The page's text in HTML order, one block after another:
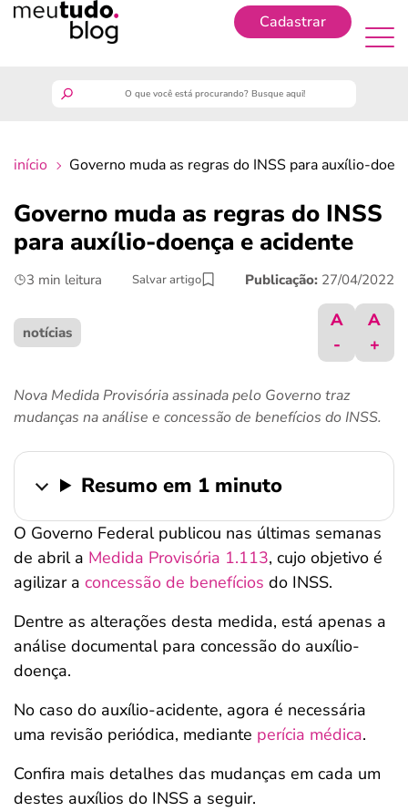
Cadastrar
finanças
benefícios
crédito fácil
ferramentas
início Governo muda as regras do INSS para auxílio-
Governo muda as regras do INSS
para auxílio-doença e acidente
3 min leitura Salvar artigo Publicação: 27/04/2022
notícias
A
-
A
+
Nova Medida Provisória assinada pelo Governo traz
mudanças na análise e concessão de benefícios do INSS.
Resumo em 1 minuto
O Governo Federal publicou nas últimas semanas
de abril a Medida Provisória 1.113, cujo objetivo é
agilizar a concessão de benefícios do INSS.
Dentre as alterações desta medida, está apenas a
análise documental para concessão do auxílio-
doença.
No caso do auxílio-acidente, agora é necessária
uma revisão periódica, mediante perícia médica.
Confira mais detalhes das mudanças em cada um
destes auxílios do INSS a seguir.